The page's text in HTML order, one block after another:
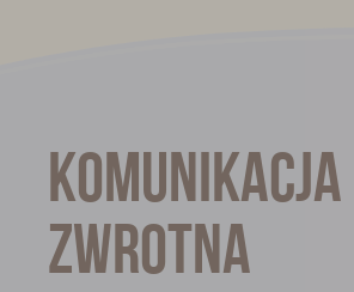
Komunikacja
zwrotna